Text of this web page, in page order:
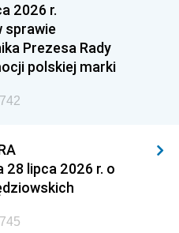
2026 r.
sprawie
Prezesa Rady
polskiej marki
28 lipca 2026 r. o